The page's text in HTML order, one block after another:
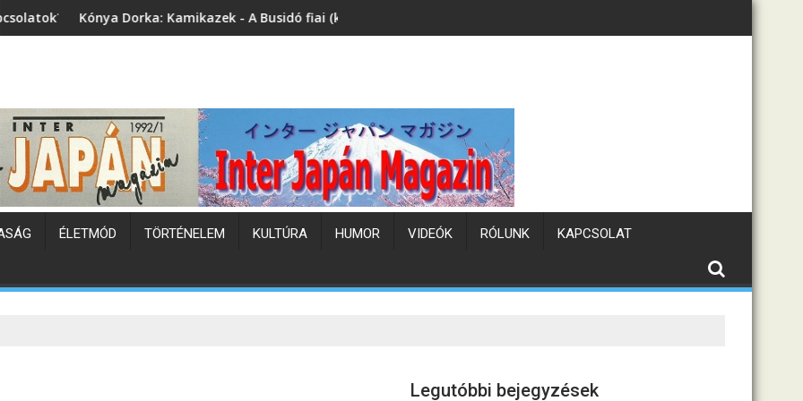
Kamikazek - A Busidó fiai (könyvbemutató)Japán hőhullám
ÉLETMÓD TÖRTÉNELEM KULTÚRA HUMOR VIDEÓK RÓLUNK KAPCSOLAT
Legutóbbi bejegyzések